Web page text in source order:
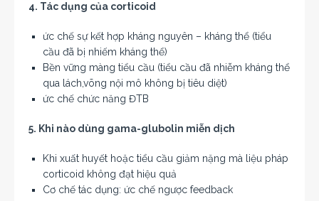
4. Tác dụng của corticoid
ức chế sự kết hợp kháng nguyên – kháng thể (tiểu
cầu đã bị nhiếm kháng thể)
Bền vững màng tiểu cầu (tiểu cầu đã nhiễm kháng thể
qua lách,võng nội mô không bị tiêu diệt)
ức chế chức năng ĐTB
5. Khi nào dùng gama-glubolin miễn dịch
Khi xuất huyết hoặc tiểu cầu giảm nặng mà liệu pháp
corticoid không đạt hiệu quả
Cơ chế tác dụng: ức chế ngược feedback